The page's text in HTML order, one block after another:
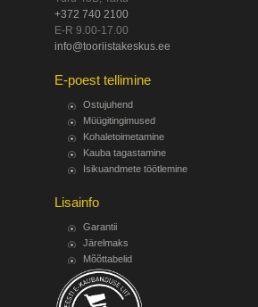
+372 740 2100
E-R 9.00-17.00
info@tooriistakeskus.ee
E-poest tellimine
Ostujuhend
Müügitingimused
Kohaletoimetamine
Kauba tagastamine
Isikuandmete töötlemine
Lisainfo
Garantii
Järelmaks
Mõõttabelid